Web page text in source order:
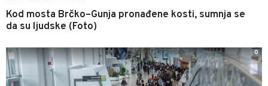
Kod mosta Brčko–Gunja pronađene kosti, sumnja se
da su ljudske (Foto)
0